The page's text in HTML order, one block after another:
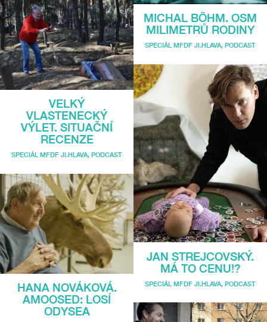
VELKÝ
VLASTENECKÝ
VÝLET. SITUAČNÍ
RECENZE
SPECIÁL MFDF JI.HLAVA, PODCAST
HANA NOVÁKOVÁ.
AMOOSED: LOSÍ
ODYSEA
MICHAL BÖHM. OSM
MILIMETRŮ RODINY
SPECIÁL MFDF JI.HLAVA, PODCAST
JAN STREJCOVSKÝ.
MÁ TO CENU!?
SPECIÁL MFDF JI.HLAVA, PODCAST